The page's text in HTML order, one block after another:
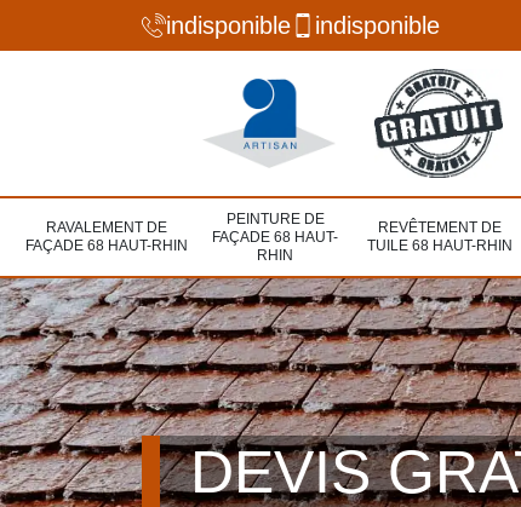
indisponible indisponible
RAVALEMENT DE
FAÇADE 68 HAUT-RHIN
PEINTURE DE
FAÇADE 68 HAUT-
RHIN
REVÊTEMENT DE
TUILE 68 HAUT-RHIN
DEVIS